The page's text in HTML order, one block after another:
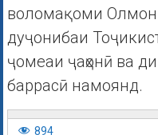
воломақоми Олмон
дуҷонибаи
ҷомеаи ҷаҳонӣ ва
баррасӣ намоянд.
894